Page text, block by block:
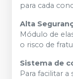
para cada
Alta
Módulo de
o risco de
Sistema de
Para facilitar